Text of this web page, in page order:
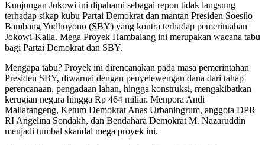
Kunjungan Jokowi ini dipahami sebagai repon tidak langsung
terhadap sikap kubu Partai Demokrat dan mantan Presiden Soesilo
Bambang Yudhoyono (SBY) yang kontra terhadap pemerintahan
Jokowi-Kalla. Mega Proyek Hambalang ini merupakan wacana tabu
bagi Partai Demokrat dan SBY.
Mengapa tabu? Proyek ini direncanakan pada masa pemerintahan
Presiden SBY, diwarnai dengan penyelewengan dana dari tahap
perencanaan, pengadaan lahan, hingga konstruksi, mengakibatkan
kerugian negara hingga Rp 464 miliar. Menpora Andi
Mallarangeng, Ketum Demokrat Anas Urbaningrum, anggota DPR
RI Angelina Sondakh, dan Bendahara Demokrat M. Nazaruddin
menjadi tumbal skandal mega proyek ini.